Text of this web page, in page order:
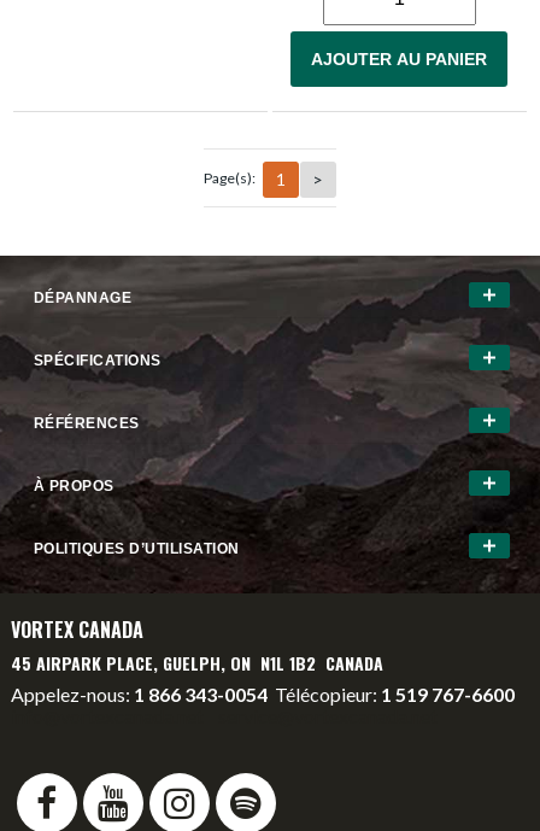
AJOUTER AU PANIER
Page(s): 1 >
DÉPANNAGE
SPÉCIFICATIONS
RÉFÉRENCES
À PROPOS
POLITIQUES D’UTILISATION
VORTEX CANADA
45 AIRPARK PLACE, GUELPH, ON N1L 1B2 CANADA
Appelez-nous: 1 866 343-0054 Télécopieur: 1 519 767-6600